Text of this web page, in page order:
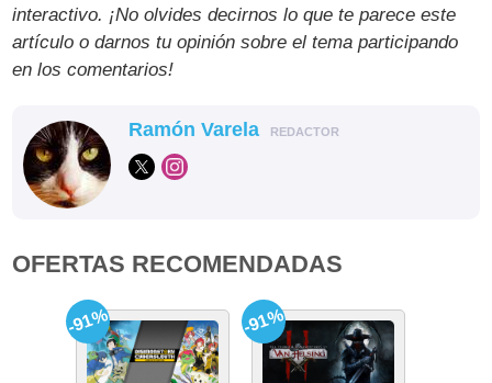
interactivo. ¡No olvides decirnos lo que te parece este
artículo o darnos tu opinión sobre el tema participando
en los comentarios!
Ramón Varela REDACTOR
OFERTAS RECOMENDADAS
-91% -91%